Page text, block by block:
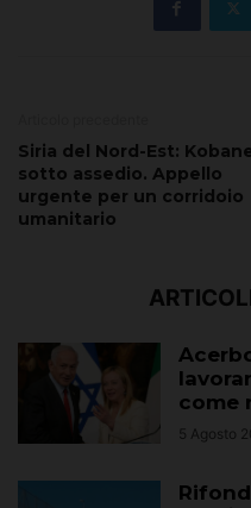
Siria del Nord-Est:
sotto assedio. Appello
urgente per un corridoio
umanitario
come
5 Agosto